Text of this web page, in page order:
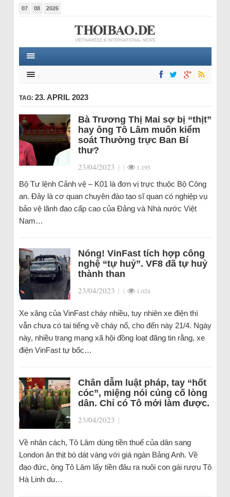
07 08 2026
TAG: 23. APRIL 2023
Bà Trương Thị Mai sợ bị “thịt”
hay ông Tô Lâm muốn kiểm
soát Thường trực Ban Bí
thư?
23/04/2023 | | 1.195
Bộ Tư lệnh Cảnh vệ – K01 là đơn vị trực thuộc Bộ Công
an. Đây là cơ quan chuyên đào tạo sĩ quan có nghiệp vụ
bảo vệ lãnh đạo cấp cao của Đảng và Nhà nước Việt
Nam…
Nóng! VinFast tích hợp công
nghệ “tự huỷ”. VF8 đã tự huỷ
thành than
23/04/2023 | | 1.024
Xe xăng của VinFast cháy nhiều, tuy nhiên xe điện thì
vẫn chưa có tai tiếng về cháy nổ, cho đến này 21/4. Ngày
này, nhiều trang mạng xã hội đồng loạt đăng tin rằng, xe
điện VinFast tự bốc…
Chân dẫm luật pháp, tay “hốt
cóc”, miệng nói củng cố lòng
dân. Chỉ có Tô mới làm được.
23/04/2023 |
Về nhân cách, Tô Lâm dùng tiền thuế của dân sang
London ăn thịt bò dát vàng với giá ngàn Bảng Anh. Về
đạo đức, ông Tô Lâm lấy tiền đâu ra nuôi con gái rượu Tô
Hà Linh du…